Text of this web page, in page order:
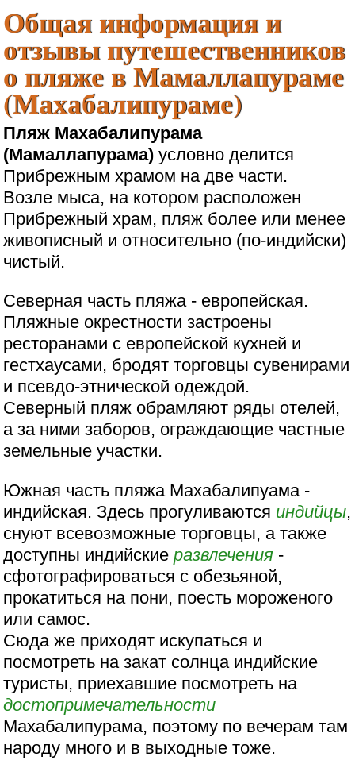
Общая информация и
отзывы путешественников
о пляже в Мамаллапураме
(Махабалипураме)
Пляж Махабалипурама
(Мамаллапурама) условно делится
Прибрежным храмом на две части.
Возле мыса, на котором расположен
Прибрежный храм, пляж более или менее
живописный и относительно (по-индийски)
чистый.
Северная часть пляжа - европейская.
Пляжные окрестности застроены
ресторанами с европейской кухней и
гестхаусами, бродят торговцы сувенирами
и псевдо-этнической одеждой.
Северный пляж обрамляют ряды отелей,
а за ними заборов, ограждающие частные
земельные участки.
Южная часть пляжа Махабалипуама -
индийская. Здесь прогуливаются индийцы,
снуют всевозможные торговцы, а также
доступны индийскиеразвлечения -
сфотографироваться с обезьяной,
прокатиться на пони, поесть мороженого
или самос.
Сюда же приходят искупаться и
посмотреть на закат солнца индийские
туристы, приехавшие посмотреть на
достопримечательности
Махабалипурама, поэтому по вечерам там
народу много и в выходные тоже.